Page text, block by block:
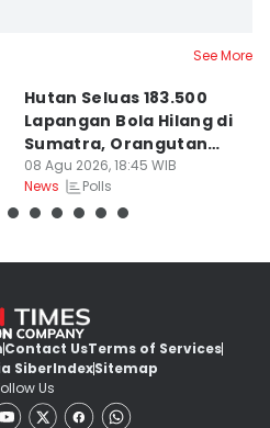
See More
Hutan Seluas 183.500
Lapangan Bola Hilang di
Sumatra, Orangutan
Tertekan
08 Agu 2026, 18:45 WIB
News
Polls
Contact UsTerms of Services
SiberIndexSitemap
Us